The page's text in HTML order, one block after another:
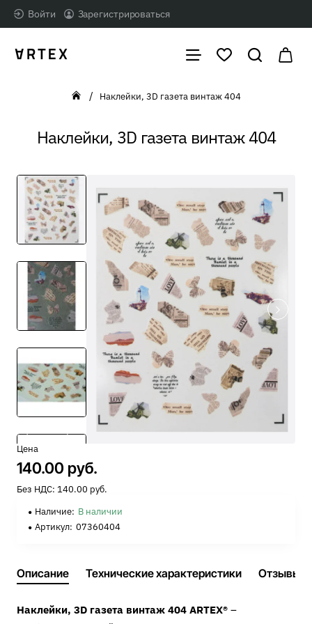
Войти Зарегистрироваться
Наклейки, 3D газета винтаж 404
home
Наклейки, 3D газета винтаж 404
Цена
140.00 руб.
Без НДС: 140.00 руб.
Наличие: В наличии
Артикул: 07360404
Описание Технические характеристики Отзывы
Наклейки, 3D газета винтаж 404 ARTEX® –